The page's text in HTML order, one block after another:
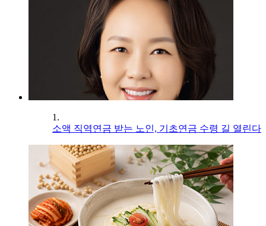
1.
소액 직역연금 받는 노인, 기초연금 수령 길 열린다